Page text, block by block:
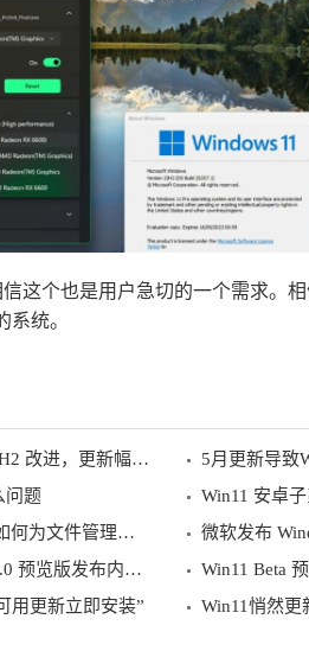
这个也是用户急切的一个需求。
统。
Win11 23H2（Moment 4）基于 22H2 改进，更新幅度不大
问题
Win11 安卓
Windows 11 Build 23451预览版中如何为文件管理器优化标签
微软发布
微软 Win11 照片 2023.11050.2013.0 预览版发布内容一览
Win11 Beta
用更新立即安装”
Win11悄然更